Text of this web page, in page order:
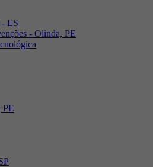
ES
- Olinda, PE
PE